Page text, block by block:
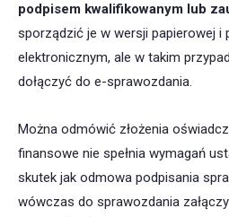
podpisem kwalifikowanym lub
sporządzić je w wersji papierowej i
elektronicznym, ale w takim
dołączyć do e-sprawozdania.
Można odmówić złożenia
finansowe nie spełnia wymagań
skutek jak odmowa podpisania
wówczas do sprawozdania